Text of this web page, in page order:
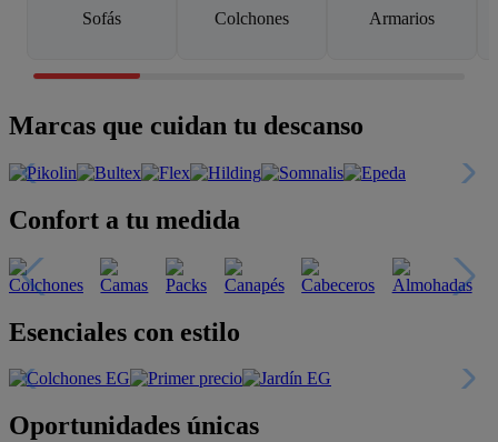
Sofás Colchones Armarios
Marcas que cuidan tu descanso
Confort a tu medida
Esenciales con estilo
Oportunidades únicas